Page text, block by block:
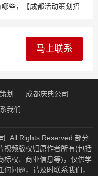
些，【成都活动策划招
马上联系
划
成都庆典公司
我们
All Rights Reserved 部分
视频版权归原作者所有(包括
标权、商业信息等)，仅供学
问题，请及时联系我们，